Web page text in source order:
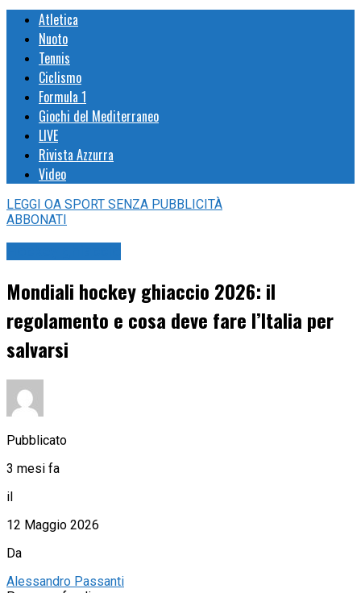
Atletica
Nuoto
Tennis
Ciclismo
Formula 1
Giochi del Mediterraneo
LIVE
Rivista Azzurra
Video
LEGGI OA SPORT SENZA PUBBLICITÀ
ABBONATI
Mondiali hockey ghiaccio 2026: il
regolamento e cosa deve fare l’Italia per
salvarsi
Pubblicato
3 mesi fa
il
12 Maggio 2026
Da
Alessandro Passanti